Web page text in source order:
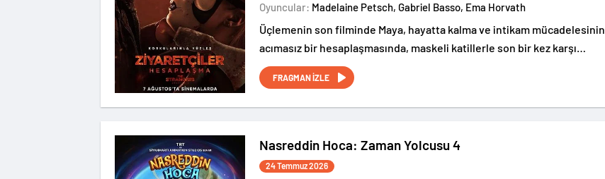
Oyuncular:
Madelaine Petsch, Gabriel Basso, Ema Horvath
Üçlemenin son filminde Maya, hayatta kalma ve intikam mücadelesinin
acımasız bir hesaplaşmasında, maskeli katillerle son bir kez karşı
karşıya geliyor.
FRAGMAN İZLE
Nasreddin Hoca: Zaman Yolcusu 4
24 Temmuz 2026